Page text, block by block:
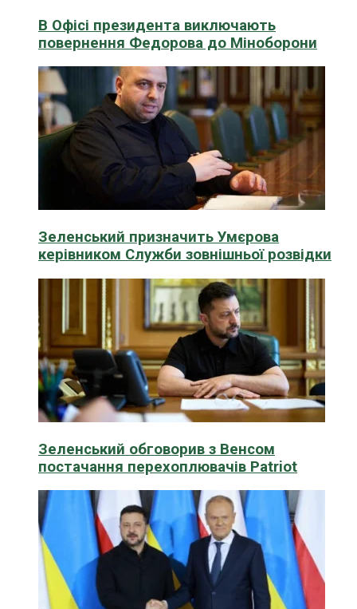
В Офісі президента виключають
повернення Федорова до Міноборони
Зеленський призначить Умєрова
керівником Служби зовнішньої розвідки
Зеленський обговорив з Венсом
постачання перехоплювачів Patriot